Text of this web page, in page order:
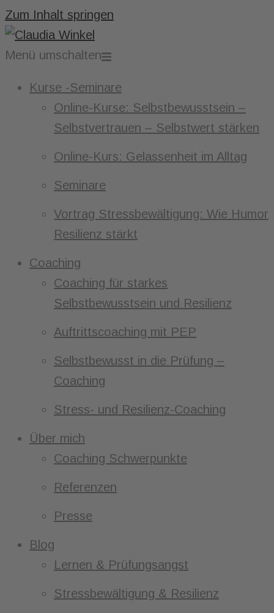
Zum Inhalt springen
Menü umschalten
Kurse -Seminare
Online-Kurse: Selbstbewusstsein –
Selbstvertrauen – Selbstwert stärken
Online-Kurs: Gelassenheit im Alltag
Seminare
Vortrag Stressbewältigung: Wie Humor
Resilienz stärkt
Coaching
Coaching für starkes
Selbstbewusstsein und Resilienz
Auftrittscoaching mit PEP
Selbstbewusst in die Prüfung –
Coaching
Stress- und Resilienz-Coaching
Über mich
Coaching Schwerpunkte
Referenzen
Presse
Blog
Lernen & Prüfungsangst
Stressbewältigung & Resilienz